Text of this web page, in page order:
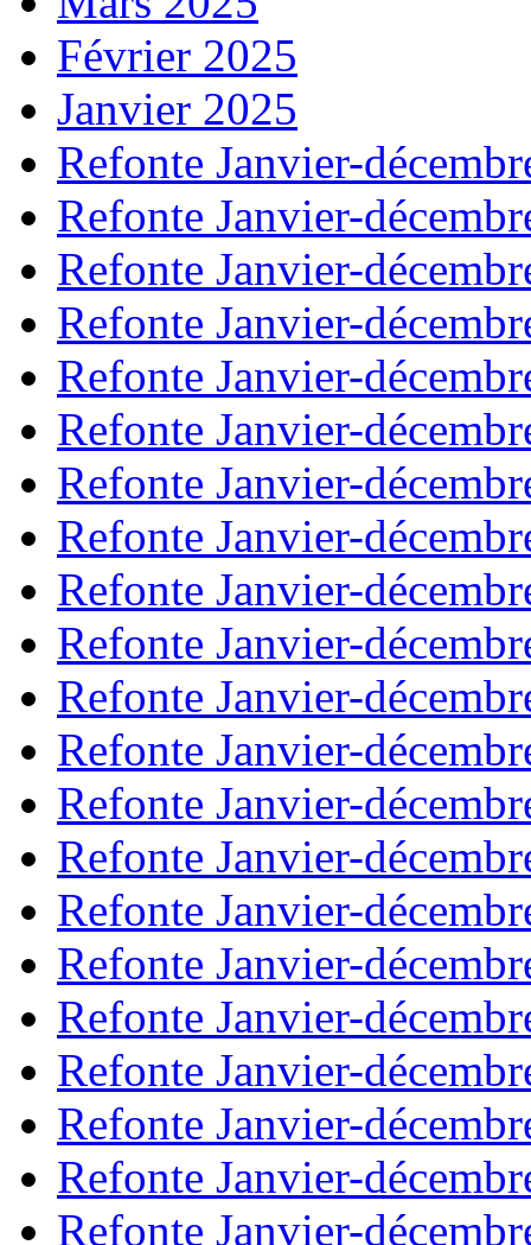
Février 2025
Janvier 2025
Refonte Janvier-
Refonte Janvier-
Refonte Janvier-
Refonte Janvier-
Refonte Janvier-
Refonte Janvier-
Refonte Janvier-
Refonte Janvier-
Refonte Janvier-
Refonte Janvier-
Refonte Janvier-
Refonte Janvier-
Refonte Janvier-
Refonte Janvier-
Refonte Janvier-
Refonte Janvier-
Refonte Janvier-
Refonte Janvier-
Refonte Janvier-
Refonte Janvier-
Refonte Janvier-